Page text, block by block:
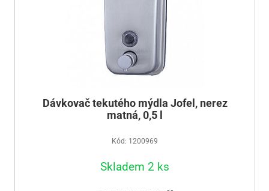
Dávkovač tekutého mýdla Jofel, nerez
matná, 0,5 l
Kód: 1200969
Skladem 2 ks